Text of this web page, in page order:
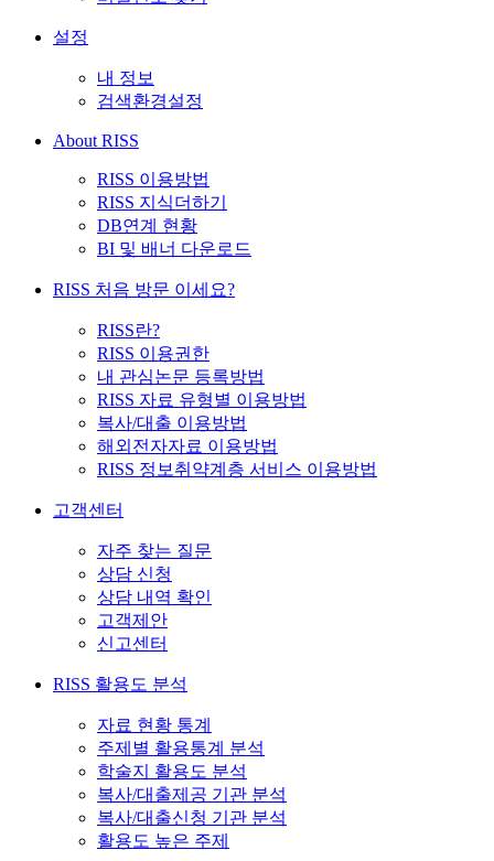
설정
내 정보
검색환경설정
About RISS
RISS 이용방법
RISS 지식더하기
DB연계 현황
BI 및 배너 다운로드
RISS 처음 방문 이세요?
RISS란?
RISS 이용권한
내 관심논문 등록방법
RISS 자료 유형별 이용방법
복사/대출 이용방법
해외전자자료 이용방법
RISS 정보취약계층 서비스 이용방법
고객센터
자주 찾는 질문
상담 신청
상담 내역 확인
고객제안
신고센터
RISS 활용도 분석
자료 현황 통계
주제별 활용통계 분석
학술지 활용도 분석
복사/대출제공 기관 분석
복사/대출신청 기관 분석
활용도 높은 주제